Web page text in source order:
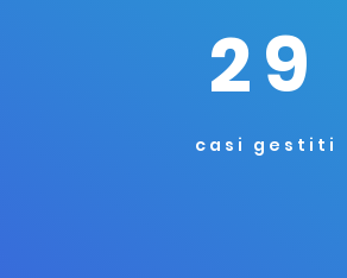
29
casi gestiti